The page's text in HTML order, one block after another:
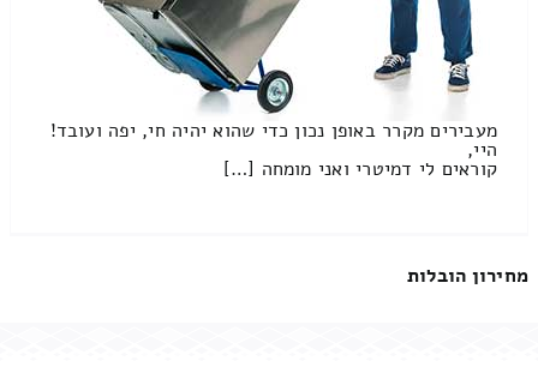
מעבירים מקרר באופן נכון כדי שהוא יהיה חי, יפה ועובד!
היי,
קוראים לי דמיטרי ואני מומחה […]
מחירון הובלות